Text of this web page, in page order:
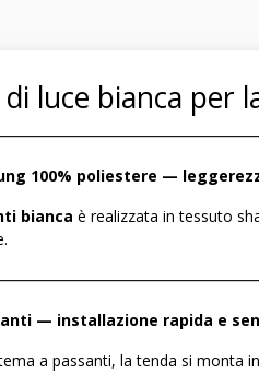
luce bianca per
100% poliestere —
bianca è realizzata in tessuto
— installazione rapida e
a passanti, la tenda si monta